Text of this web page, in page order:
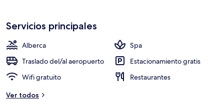
Servicios principales
Alberca
Spa
Traslado del/al aeropuerto
Estacionamiento gratis
Wifi gratuito
Restaurantes
Ver todos